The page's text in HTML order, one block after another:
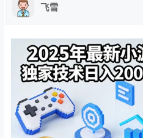
飞雪